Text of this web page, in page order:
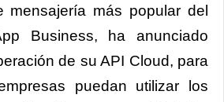
mensajería más popular del
Business, ha anunciado
de su API Cloud, para
puedan utilizar los